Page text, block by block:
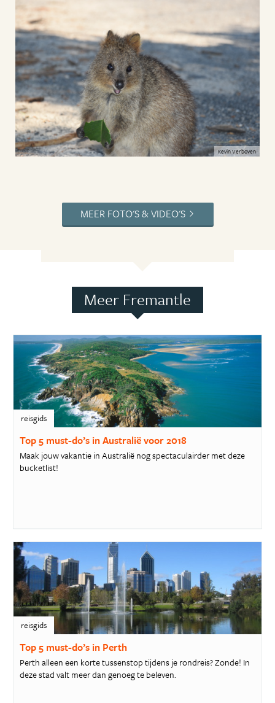
Kevin Verboven
MEER FOTO'S & VIDEO'S
Meer Fremantle
reisgids
Top 5 must-do’s in Australië voor 2018
Maak jouw vakantie in Australië nog spectaculairder met deze
bucketlist!
reisgids
Top 5 must-do’s in Perth
Perth alleen een korte tussenstop tijdens je rondreis? Zonde! In
deze stad valt meer dan genoeg te beleven.